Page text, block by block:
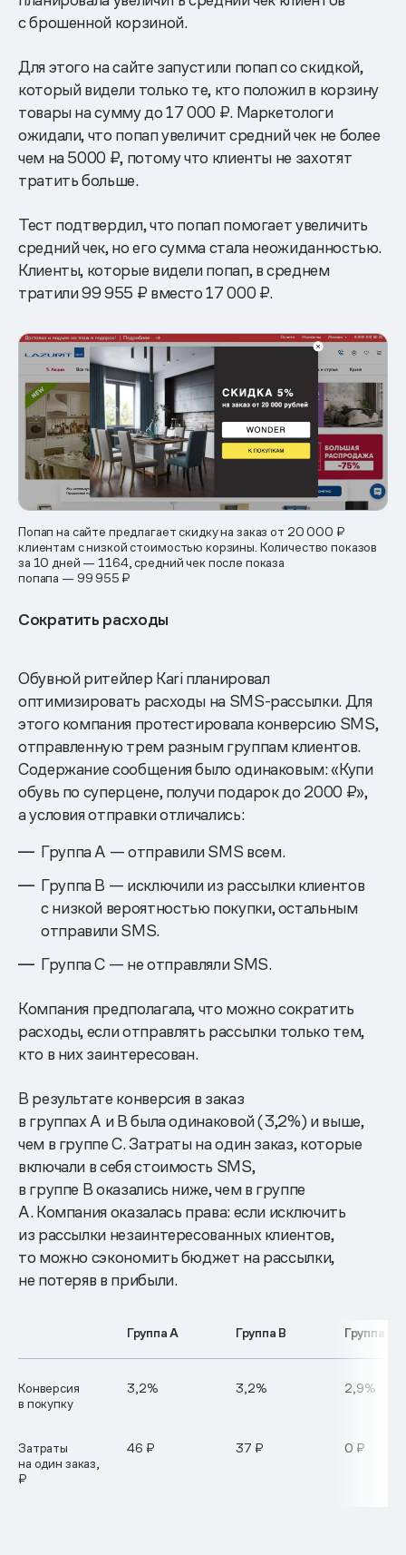
с брошенной корзиной.
Для этого на сайте запустили попап со скидкой,
который видели только те, кто положил в корзину
товары на сумму до 17 000 ₽. Маркетологи
ожидали, что попап увеличит средний чек не более
чем на 5000 ₽, потому что клиенты не захотят
тратить больше.
Тест подтвердил, что попап помогает увеличить
средний чек, но его сумма стала неожиданностью.
Клиенты, которые видели попап, в среднем
тратили 99 955 ₽ вместо 17 000 ₽.
Попап на сайте предлагает скидку на заказ от 20 000 ₽
клиентам с низкой стоимостью корзины. Количество показов
за 10 дней — 1164, средний чек после показа
попапа — 99 955 ₽
Сократить расходы
Обувной ритейлер Kari планировал
оптимизировать расходы на SMS-рассылки. Для
этого компания протестировала конверсию SMS,
отправленную трем разным группам клиентов.
Содержание сообщения было одинаковым: «Купи
обувь по суперцене, получи подарок до 2000 ₽»,
а условия отправки отличались:
Группа А — отправили SMS всем.
Группа В — исключили из рассылки клиентов
с низкой вероятностью покупки, остальным
отправили SMS.
Группа С — не отправляли SMS.
Компания предполагала, что можно сократить
расходы, если отправлять рассылки только тем,
кто в них заинтересован.
В результате конверсия в заказ
в группах А и В была одинаковой (3,2%) и выше,
чем в группе C. Затраты на один заказ, которые
включали в себя стоимость SMS,
в группе В оказались ниже, чем в группе
А. Компания оказалась права: если исключить
из рассылки незаинтересованных клиентов,
то можно сэкономить бюджет на рассылки,
не потеряв в прибыли.
Группа А Группа В Группа С
Конверсия
в покупку
3,2% 3,2% 2,9%
Затраты
на один заказ,
₽
46 ₽ 37 ₽ 0 ₽